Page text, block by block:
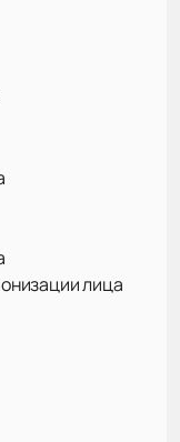
лица